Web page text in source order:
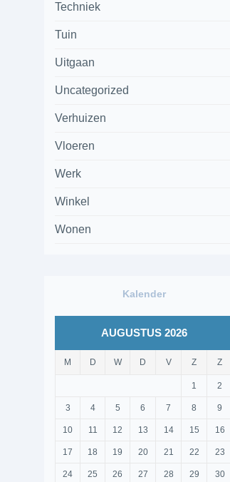
Techniek
Tuin
Uitgaan
Uncategorized
Verhuizen
Vloeren
Werk
Winkel
Wonen
Kalender
AUGUSTUS 2026
M D W D V Z Z
1 2
3 4 5 6 7 8 9
10 11 12 13 14 15 16
17 18 19 20 21 22 23
24 25 26 27 28 29 30